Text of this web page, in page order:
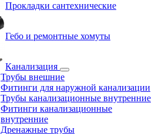
Прокладки сантехнические
Гебо и ремонтные хомуты
Канализация
Трубы внешние
Фитинги для наружной канализации
Трубы канализационные внутренние
Фитинги канализационные
внутренние
Дренажные трубы